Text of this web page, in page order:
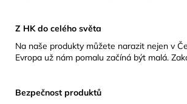
Z HK do celého světa
Na naše produkty můžete narazit nejen v
Evropa už nám pomalu začíná být malá.
Bezpečnost produktů